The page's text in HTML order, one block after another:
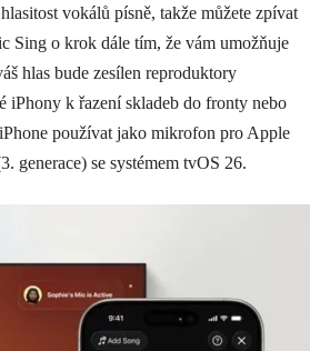
vokálů písně, takže můžete zpívat
Sing o krok dále tím, že vám umožňuje
hlas bude zesílen reproduktory
iPhony k řazení skladeb do fronty nebo
používat jako mikrofon pro Apple
generace) se systémem tvOS 26.